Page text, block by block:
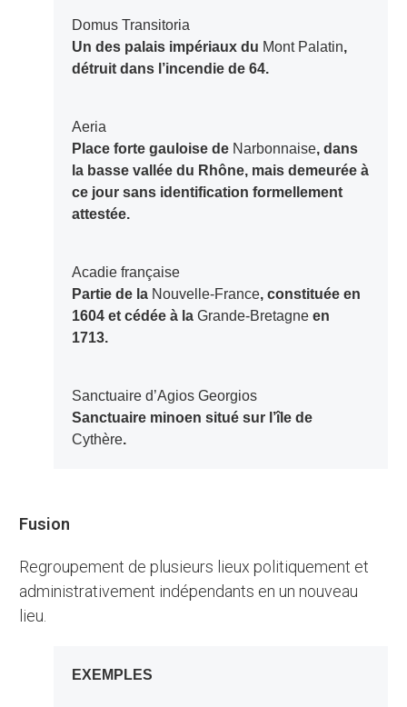
Domus Transitoria
Un des palais impériaux du Mont Palatin,
détruit dans l’incendie de 64.
Aeria
Place forte gauloise de Narbonnaise, dans
la basse vallée du Rhône, mais demeurée à
ce jour sans identification formellement
attestée.
Acadie française
Partie de la Nouvelle-France, constituée en
1604 et cédée à la Grande-Bretagneen
1713.
Sanctuaire d’Agios Georgios
Sanctuaire minoen situé sur l’île de
Cythère.
Fusion
Regroupement de plusieurs lieux politiquement et
administrativement indépendants en un nouveau
lieu.
EXEMPLES